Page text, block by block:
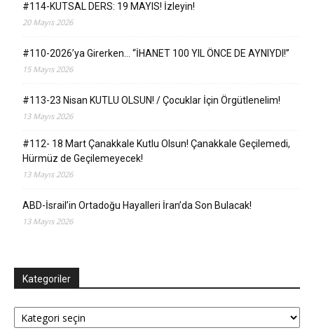
#114-KUTSAL DERS: 19 MAYIS! İzleyin!
20 Mayıs 2026
#110-2026’ya Girerken… “İHANET 100 YIL ÖNCE DE AYNIYDI!”
15 Mayıs 2026
#113-23 Nisan KUTLU OLSUN! / Çocuklar İçin Örgütlenelim!
13 Mayıs 2026
#112- 18 Mart Çanakkale Kutlu Olsun! Çanakkale Geçilemedi,
Hürmüz de Geçilemeyecek!
13 Mayıs 2026
ABD-İsrail’in Ortadoğu Hayalleri İran’da Son Bulacak!
13 Mayıs 2026
Kategoriler
Kategoriler